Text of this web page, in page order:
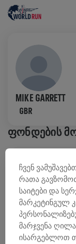
MIKE GARRETT
GBR
ᲤᲝᲜᲓᲔᲑᲘᲡ
შემოწირულების
კვლევებს.
ᲘᲡᲢᲝᲠᲘᲐ
ჩვენ
რათა
საიტები და
მარკეტინგულ
მარჯვენა
ისარგებლოთ